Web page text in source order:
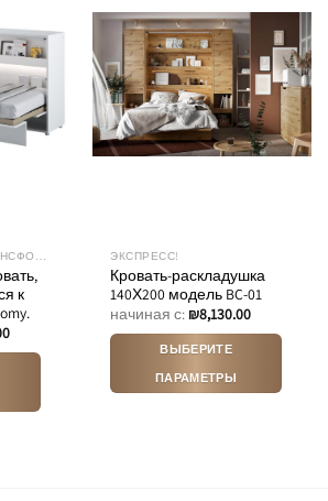
Опции
можно
выбрать
на
странице
товара.
ШКАФЫ-КРОВАТИ ТРАНСФОРМЕРЫ
к
ЭКСПРЕСС!
Кровать-раскладушка
140Х200 модель BC-01
начиная с: ₪8,130.00
ВЫБЕРИТЕ
ПАРАМЕТРЫ